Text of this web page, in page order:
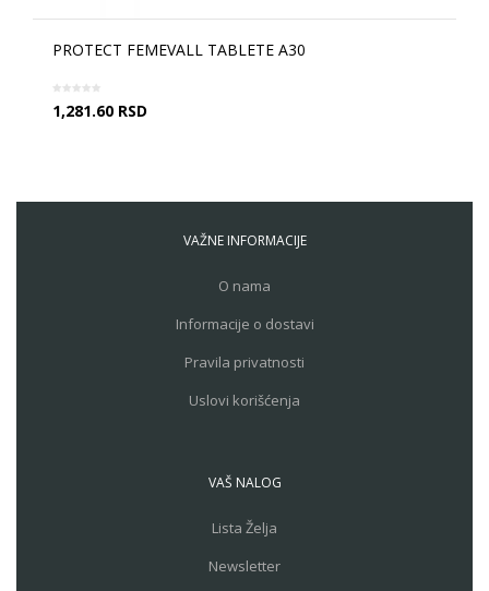
PROTECT FEMEVALL TABLETE A30
1,281.60 RSD
VAŽNE INFORMACIJE
O nama
Informacije o dostavi
Pravila privatnosti
Uslovi korišćenja
VAŠ NALOG
Lista Želja
Newsletter